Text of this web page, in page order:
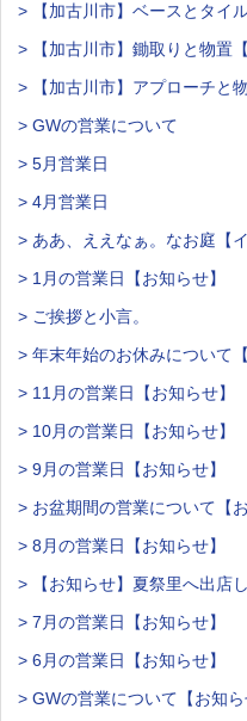
> 【加古川市】ベースとタイ
> 【加古川市】鋤取りと物置
> 【加古川市】アプローチと
> GWの営業について
> 5月営業日
> 4月営業日
> ああ、ええなぁ。なお庭【イ
> 1月の営業日【お知らせ】
> ご挨拶と小言。
> 年末年始のお休みについて
> 11月の営業日【お知らせ】
> 10月の営業日【お知らせ】
> 9月の営業日【お知らせ】
> お盆期間の営業について【お
> 8月の営業日【お知らせ】
> 【お知らせ】夏祭里へ出店
> 7月の営業日【お知らせ】
> 6月の営業日【お知らせ】
> GWの営業について【お知ら